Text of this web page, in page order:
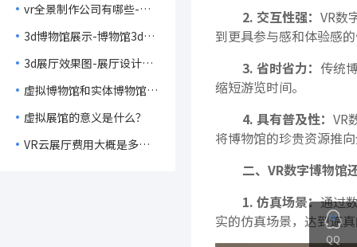
vr全景制作公司有哪些-元
3d博物馆展示-博物馆3d网
3d展厅效果图-展厅设计图
虚拟博物馆和实体博物馆的
虚拟展馆的意义是什么？
VR云展厅费用大概是多
2. 交互性强： VR数
到更具参与感和体验感
3. 省时省力： 传统
缩短游览时间。
4. 具有普及性： VR
将博物馆的珍贵资源推
二、VR数字博物馆
1. 仿真场景：通过
实的仿真场景，达到逼
QQ